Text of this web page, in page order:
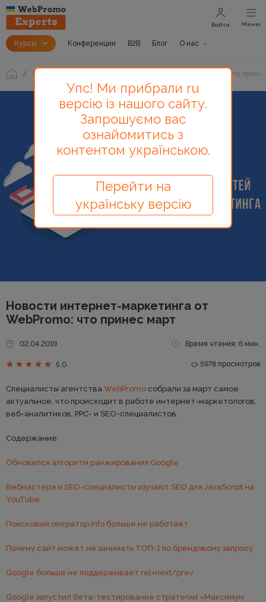
Курсы Конференции B2B Блог О нас
Войти Меню
Блог Новости интернет-маркетинга от WebPromo: что
Новости интернет-маркетинга от
WebPromo: что принес март
02.04.2019 Время чтения: 6 мин.
5.0 5978 просмотров
Специалисты агентства WebPromo собрали за март самое
актуальное, что происходит в работе интернет-маркетологов,
веб-аналитиков, PPC- и SEO-специалистов.
Содержание:
Обновился алгоритм ранжирования Google
Вебмастера и SEO-специалисты изучают SEO для JavaScript на
YouTube
Поисковый оператор info больше не работает
Почему сайт может не занимать ТОП-1 по брендовому запросу
Google больше не поддерживает rel=next/prev
Google запустил бета-тестирование стратегии «Максимум
Упс! Ми прибрали ru
версію із нашого сайту.
Запрошуємо вас
ознайомитись з
контентом українською.
Перейти на
українську версію